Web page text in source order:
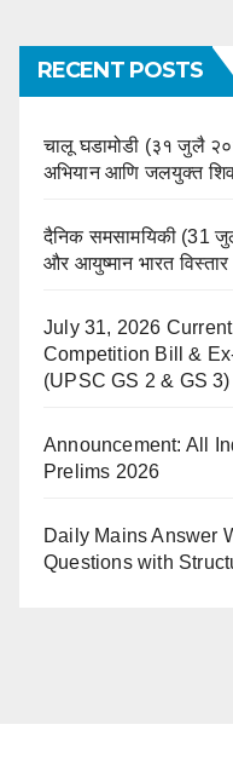
RECENT POSTS
चालू घडामोडी (३१ जुलै
अभियान आणि जलयुक्त
दैनिक समसामयिकी (31
और आयुष्मान भारत विस्तार
July 31, 2026
Competition Bill &
(UPSC GS 2 & GS 3)
Announcement: All
Prelims 2026
Daily Mains Answer
Questions with